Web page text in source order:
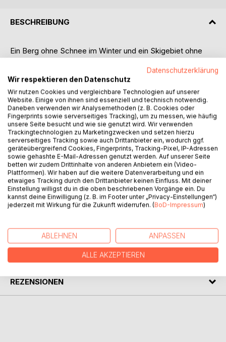
BESCHREIBUNG
Ein Berg ohne Schnee im Winter und ein Skigebiet ohne
Verblieben sind die Dorfbewohner, die um die Zukunft ihrer
Heimat bangen.
Sie alle haben mit dem Wandel der Zeit zu kämpfen, der
wenig Raum für Hoffnung lässt. Den Naturkatastrophen
kann man wenig entgegensetzen.
Doch Diamond bleibt tapfer, so wie die vielen anderen
Kinder und Alten, die von den Arbeitsuchenden in ihrem Tal
zurückgelassen wurden.
Sie werden ihr zu Hause und den Berg nicht kampflos
aufgeben.
-
Eine Geschichte über die Liebe zur Heimat und der Angst
zu verlieren, was nicht ersetzbar ist.
AUTOR/IN
REZENSIONEN
Datenschutzerklärung
Wir respektieren den Datenschutz
Wir nutzen Cookies und vergleichbare Technologien auf unserer
Website. Einige von ihnen sind essenziell und technisch notwendig.
Daneben verwenden wir Analysemethoden (z. B. Cookies oder
Fingerprints sowie serverseitiges Tracking), um zu messen, wie häufig
unsere Seite besucht und wie sie genutzt wird. Wir verwenden
Trackingtechnologien zu Marketingzwecken und setzen hierzu
serverseitiges Tracking sowie auch Drittanbieter ein, wodurch ggf.
geräteübergreifend Cookies, Fingerprints, Tracking-Pixel, IP-Adressen
sowie gehashte E-Mail-Adressen genutzt werden. Auf unserer Seite
betten wir zudem Drittinhalte von anderen Anbietern ein (Video-
Plattformen). Wir haben auf die weitere Datenverarbeitung und ein
etwaiges Tracking durch den Drittanbieter keinen Einfluss. Mit deiner
Einstellung willigst du in die oben beschriebenen Vorgänge ein. Du
kannst deine Einwilligung (z. B. im Footer unter „Privacy-Einstellungen“)
jederzeit mit Wirkung für die Zukunft widerrufen. (BoD-Impressum)
ABLEHNEN ANPASSEN
ALLE AKZEPTIEREN